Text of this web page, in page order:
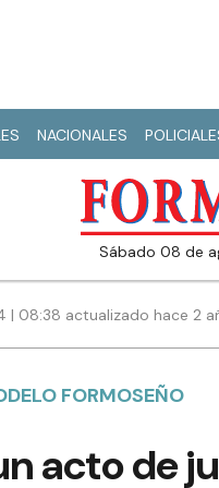
NACIONALES
sábado 08 de
| 08:38 actualizado hace 2
FORMOSEÑO
acto de